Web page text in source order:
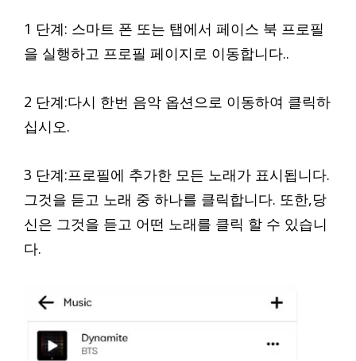
1 단계: 스마트 폰 또는 탭에서 페이스 북 프로필
을 실행하고 프로필 페이지로 이동합니다..
2 단계:다시 한번 음악 옵션으로 이동하여 클릭하
십시오.
3 단계:프로필에 추가한 모든 노래가 표시됩니다.
그것을 듣고 노래 중 하나를 클릭합니다. 또한,당
신은 그것을 듣고 어떤 노래를 클릭 할 수 있습니
다.